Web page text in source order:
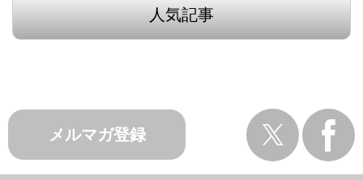
人気記事
メルマガ登録